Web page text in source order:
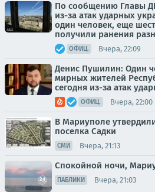
По сообщению Главы
из-за атак ударных
один человек, еще
получили ранения
ОФИЦ. Вчера, 22:09
Денис Пушилин: Один
мирных жителей
сегодня из-за атак
ОФИЦ. Вчера, 22:00
В Мариуполе
поселка Садки
СМИ Вчера, 21:13
Спокойной ночи,
ПАБЛИКИ Вчера, 21:03